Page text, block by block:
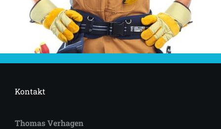
Kontakt
Thomas Verhagen